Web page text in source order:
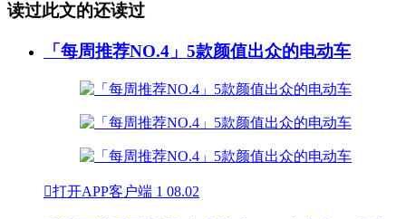
读过此文的还读过
「每周推荐NO.4」5款颜值出众的电动车
打开APP客户端 1 08.02